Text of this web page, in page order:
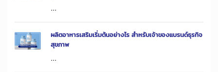
...
ผลิตอาหารเสริมเริ่มต้นอย่างไร สำหรับเจ้าของแบรนด์ธุรกิจ
สุขภาพ
...